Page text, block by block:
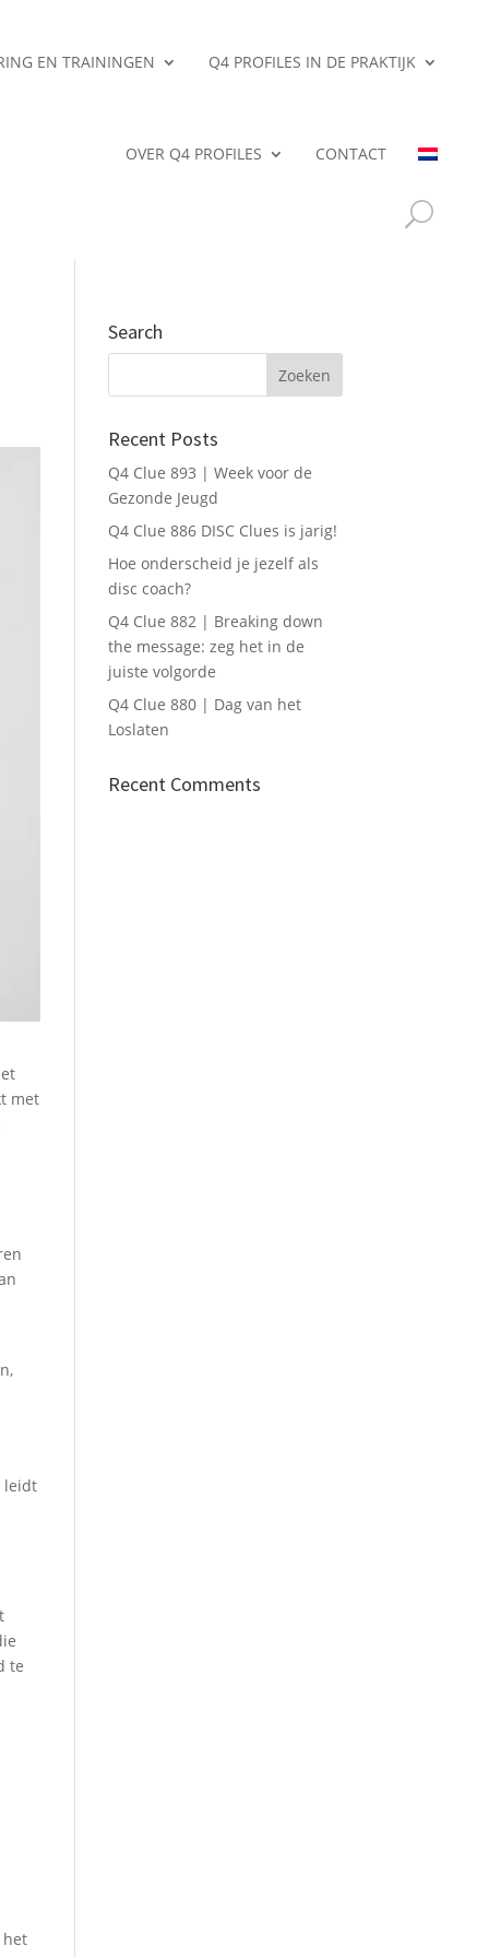
EN TRAININGEN Q4 PROFILES IN DE PRAKTIJK
OVER Q4 PROFILES CONTACT
met
leidt
te
het
Search
Recent Posts
Q4 Clue 893 | Week voor de
Gezonde Jeugd
Q4 Clue 886 DISC Clues is jarig!
Hoe onderscheid je jezelf als
disc coach?
Q4 Clue 882 | Breaking down
the message: zeg het in de
juiste volgorde
Q4 Clue 880 | Dag van het
Loslaten
Recent Comments